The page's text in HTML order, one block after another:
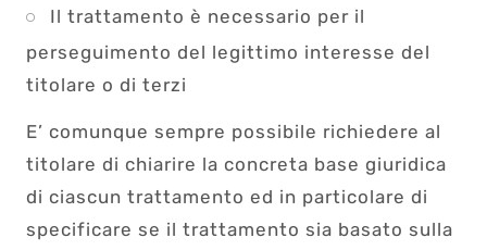
Il trattamento è necessario per il
perseguimento del legittimo interesse del
titolare o di terzi
E’ comunque sempre possibile richiedere al
titolare di chiarire la concreta base giuridica
di ciascun trattamento ed in particolare di
specificare se il trattamento sia basato sulla